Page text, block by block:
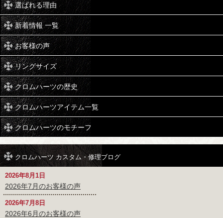
選ばれる理由
新着情報 一覧
お客様の声
リングサイズ
クロムハーツの歴史
クロムハーツアイテム一覧
クロムハーツのモチーフ
クロムハーツ カスタム・修理ブログ
2026年8月1日
2026年7月のお客様の声
2026年7月8日
2026年6月のお客様の声